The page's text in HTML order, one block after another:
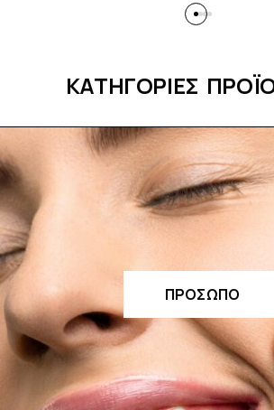
ΚΑΤΗΓΟΡΙΕΣ
ΠΡOΣΩΠΟ